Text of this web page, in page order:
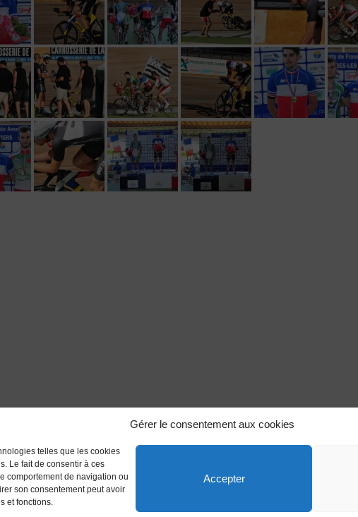
Gérer le consentement aux cookies
telles que les cookies
Le fait de consentir à ces
comportement de navigation ou
son consentement peut avoir
et fonctions.
Accepter
droits réservés.